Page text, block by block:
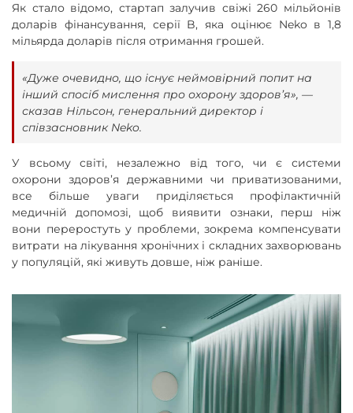
Як стало відомо, стартап залучив свіжі 260 мільйонів
доларів фінансування, серії B, яка оцінює Neko в 1,8
мільярда доларів після отримання грошей.
«Дуже очевидно, що існує неймовірний попит на
інший спосіб мислення про охорону здоров’я», —
сказав Нільсон, генеральний директор і
співзасновник Neko.
У всьому світі, незалежно від того, чи є системи
охорони здоров’я державними чи приватизованими,
все більше уваги приділяється профілактичній
медичній допомозі, щоб виявити ознаки, перш ніж
вони переростуть у проблеми, зокрема компенсувати
витрати на лікування хронічних і складних захворювань
у популяцій, які живуть довше, ніж раніше.